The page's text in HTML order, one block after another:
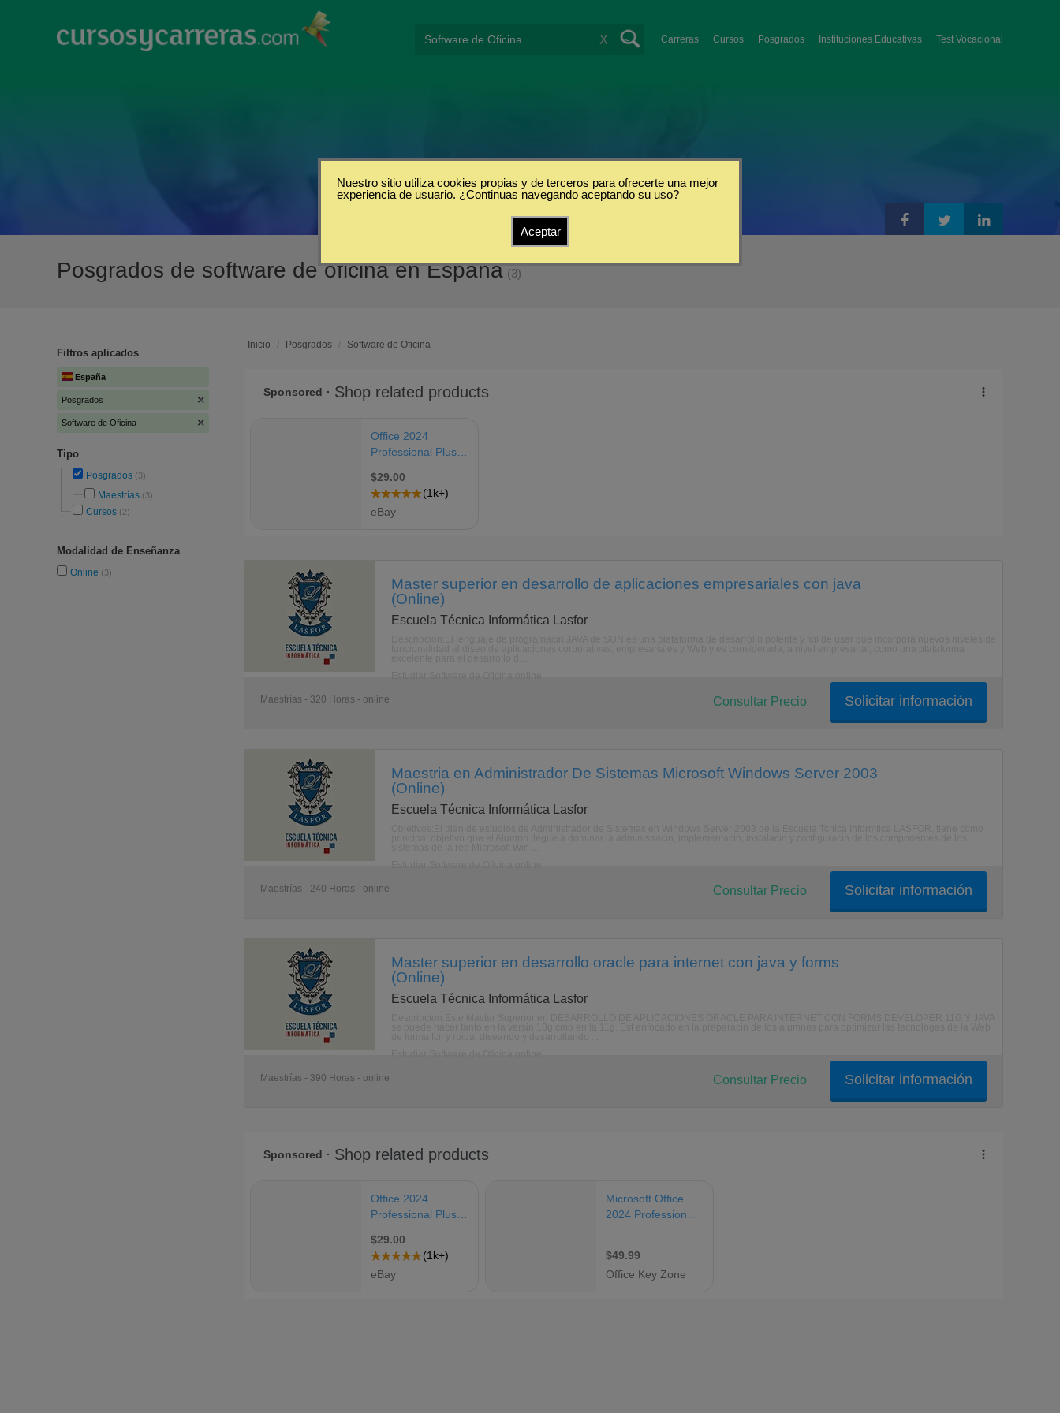
Carreras Cursos Posgrados Instituciones Educativas Test Vocacional
X
Posgrados de software de oficina en España (3)
Filtros aplicados
España
Posgrados
Software de Oficina
Tipo
Posgrados (3)
Maestrías (3)
Cursos (2)
Modalidad de Enseñanza
Online (3)
Inicio / Posgrados / Software de Oficina
Master superior en desarrollo de aplicaciones empresariales con java
(Online)
Escuela Técnica Informática Lasfor
Maestrías - 320 Horas - online Solicitar información
Consultar Precio
Maestria en Administrador De Sistemas Microsoft Windows Server 2003
(Online)
Escuela Técnica Informática Lasfor
Maestrías - 240 Horas - online Solicitar información
Consultar Precio
Master superior en desarrollo oracle para internet con java y forms
(Online)
Escuela Técnica Informática Lasfor
Maestrías - 390 Horas - online Solicitar información
Consultar Precio
Nuestro sitio utiliza cookies propias y de terceros para ofrecerte una mejor
experiencia de usuario. ¿Continuas navegando aceptando su uso?
Aceptar